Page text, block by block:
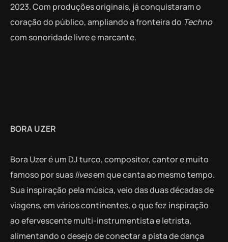
2023. Com produções originais, já conquistaram o
coração do público, ampliando a fronteira do Techno
com sonoridade livre e marcante.
BORA UZER
Bora Uzer é um DJ turco, compositor, cantor e muito
famoso por suaslivesem que canta ao mesmo tempo.
Sua inspiração pela música, veio das duas décadas de
viagens, em vários continentes, o que fez inspiração
ao efervescente multi-instrumentista e letrista,
alimentando o desejo de conectar a pista de dança